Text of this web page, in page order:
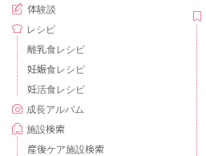
体験談
レシピ
離乳食レシピ
妊娠食レシピ
妊活食レシピ
成長アルバム
施設検索
産後ケア施設検索